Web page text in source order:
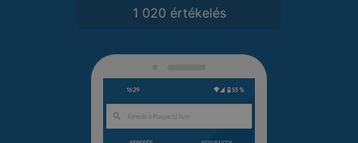
1 020 értékelés